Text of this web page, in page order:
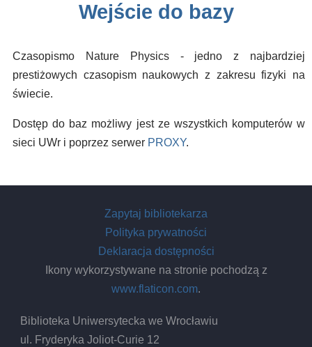
Wejście do bazy
Czasopismo Nature Physics - jedno z najbardziej
prestiżowych czasopism naukowych z zakresu fizyki na
świecie.
Dostęp do baz możliwy jest ze wszystkich komputerów w
sieci UWr i poprzez serwer PROXY.
Zapytaj bibliotekarza
Polityka prywatności
Deklaracja dostępności
Ikony wykorzystywane na stronie pochodzą z
www.flaticon.com.
Biblioteka Uniwersytecka we Wrocławiu
ul. Fryderyka Joliot-Curie 12